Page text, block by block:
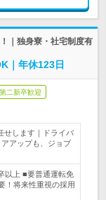
｜独身寮・社宅制度有
｜年休123日
第二新卒歓迎
せします｜ドライバ
アップも、ジョブ
以上 ■要普通運転免
！将来性重視の採用